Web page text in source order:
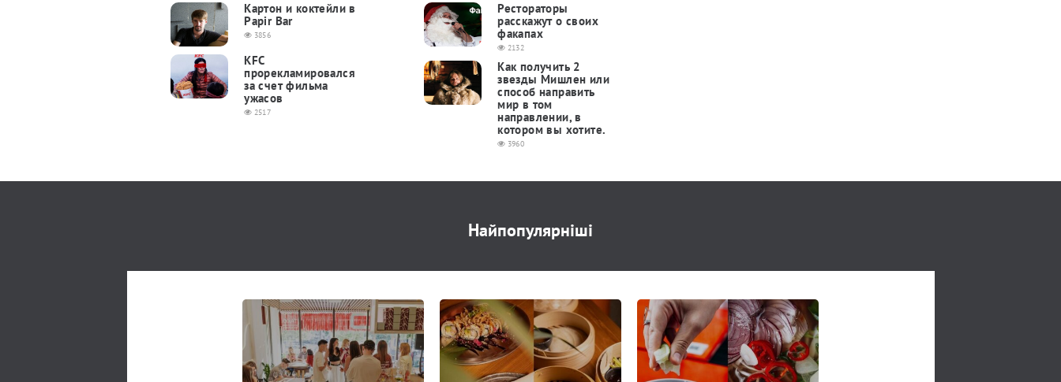
Картон и коктейли в
Papir Bar
3856
KFC
прорекламировался
за счет фильма
ужасов
2517
Рестораторы
расскажут о своих
факапах
2132
Как получить 2
звезды Мишлен или
способ направить
мир в том
направлении, в
котором вы хотите.
3960
Найпопулярніші